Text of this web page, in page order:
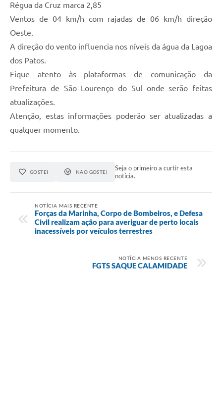
Régua da Cruz marca 2,85
Ventos de 04 km/h com rajadas de 06 km/h direção
Oeste.
A direção do vento influencia nos níveis da água da Lagoa
dos Patos.
Fique atento às plataformas de comunicação da
Prefeitura de São Lourenço do Sul onde serão feitas
atualizações.
Atenção, estas informações poderão ser atualizadas a
qualquer momento.
GOSTEI NÃO GOSTEI
Seja o primeiro a curtir esta
notícia.
NOTÍCIA MAIS RECENTE
Forças da Marinha, Corpo de Bombeiros, e Defesa
Civil realizam ação para averiguar de perto locais
inacessíveis por veículos terrestres
NOTÍCIA MENOS RECENTE
FGTS SAQUE CALAMIDADE